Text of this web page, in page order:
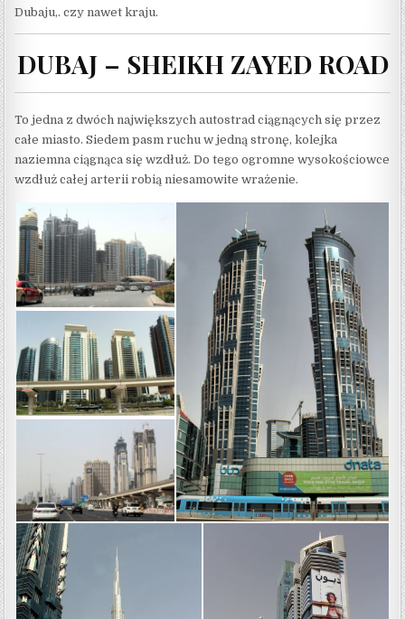
Dubaju,. czy nawet kraju.
DUBAJ – SHEIKH ZAYED ROAD
To jedna z dwóch największych autostrad ciągnących się przez
całe miasto. Siedem pasm ruchu w jedną stronę, kolejka
naziemna ciągnąca się wzdłuż. Do tego ogromne wysokościowce
wzdłuż całej arterii robią niesamowite wrażenie.